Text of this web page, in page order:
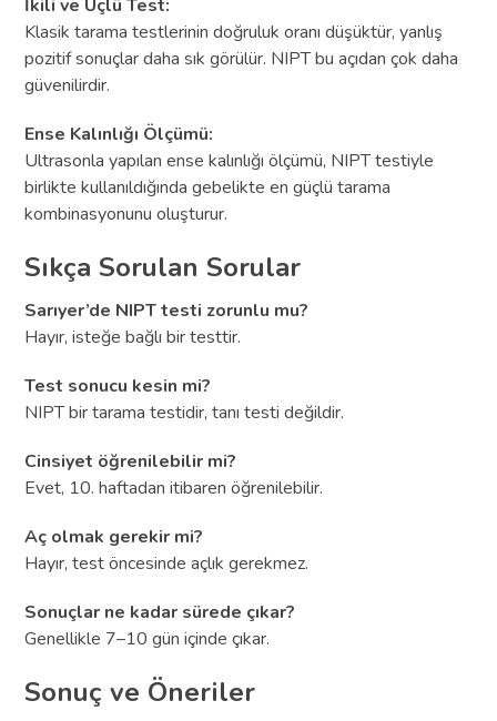
İkili ve Üçlü Test:
Klasik tarama testlerinin doğruluk oranı düşüktür, yanlış
pozitif sonuçlar daha sık görülür. NIPT bu açıdan çok daha
güvenilirdir.
Ense Kalınlığı Ölçümü:
Ultrasonla yapılan ense kalınlığı ölçümü, NIPT testiyle
birlikte kullanıldığında gebelikte en güçlü tarama
kombinasyonunu oluşturur.
Sıkça Sorulan Sorular
Sarıyer’de NIPT testi zorunlu mu?
Hayır, isteğe bağlı bir testtir.
Test sonucu kesin mi?
NIPT bir tarama testidir, tanı testi değildir.
Cinsiyet öğrenilebilir mi?
Evet, 10. haftadan itibaren öğrenilebilir.
Aç olmak gerekir mi?
Hayır, test öncesinde açlık gerekmez.
Sonuçlar ne kadar sürede çıkar?
Genellikle 7–10 gün içinde çıkar.
Sonuç ve Öneriler